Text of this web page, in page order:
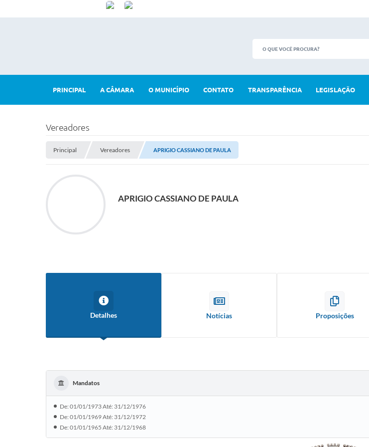
PRINCIPAL A CÂMARA O MUNICÍPIO CONTATO TRANSPARÊNCIA LEGISLAÇÃO
Vereadores
Principal Vereadores APRIGIO CASSIANO DE PAULA
APRIGIO CASSIANO DE PAULA
Detalhes Notícias Proposições
Mandatos
De: 01/01/1973 Até: 31/12/1976
De: 01/01/1969 Até: 31/12/1972
De: 01/01/1965 Até: 31/12/1968